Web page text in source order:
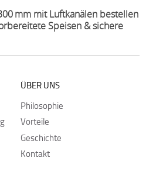
mm mit Luftkanälen bestellen
Speisen & sichere
ÜBER UNS
Philosophie
Vorteile
Geschichte
Kontakt